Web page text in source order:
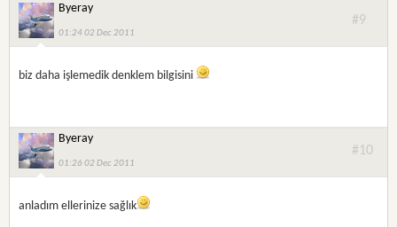
Byeray
01:24 02 Dec 2011
#9
biz daha işlemedik denklem bilgisini
Byeray
01:26 02 Dec 2011
#10
anladım ellerinize sağlık